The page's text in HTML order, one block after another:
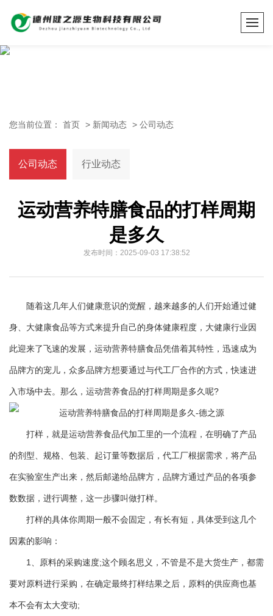
您当前位置： 首页 > 新闻动态 > 公司动态
公司动态 行业动态
运动营养特膳食品的打样周期
是多久
发布时间：2025-09-03 17:38:52
随着这几年人们健康意识的觉醒，越来越多的人们开始通过健
身、大健康食品等方式来提升自己的身体健康程度，大健康行业因
此迎来了飞速的发展，运动营养特膳食品凭借着其特性，迅速成为
品牌方的宠儿，众多品牌方想要通过与代工厂合作的方式，快速进
入市场中去。那么，运动营养食品的打样周期是多久呢?
打样，就是运动营养食品代加工里的一个流程，在明确了产品
的剂型、规格、包装、起订量等数据后，代工厂根据需求，将产品
在实验室生产出来，然后邮递给品牌方，品牌方通过产品的各项参
数数据，进行调整，这一步骤叫做打样。
打样的具体你周期一般不会固定，有长有短，具体受到这几个
因素的影响：
1、原料的采购速度;这个顾名思义，不管是不是大货生产，都需
要对原料进行采购，在确定最终打样结果之后，原料的供应商也基
本不会有太大变动;